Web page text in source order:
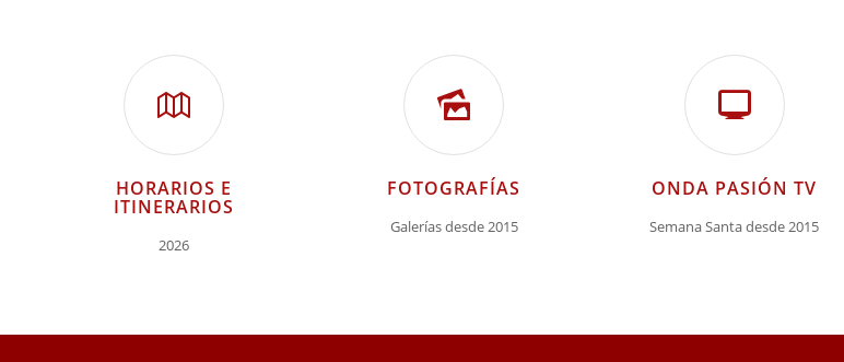
HORARIOS E
ITINERARIOS
2026
FOTOGRAFÍAS
Galerías desde 2015
ONDA PASIÓN TV
Semana Santa desde 2015